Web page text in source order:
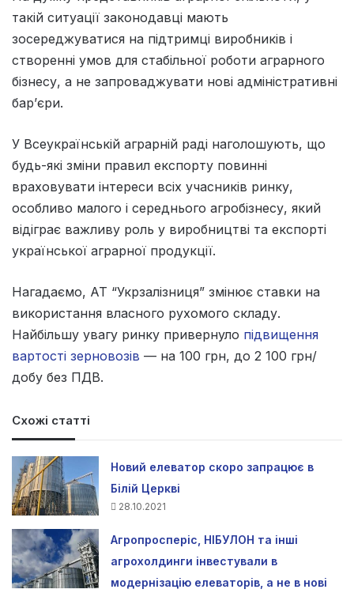
такій ситуації законодавці мають
зосереджуватися на підтримці виробників і
створенні умов для стабільної роботи аграрного
бізнесу, а не запроваджувати нові адміністративні
бар’єри.
У Всеукраїнській аграрній раді наголошують, що
будь-які зміни правил експорту повинні
враховувати інтереси всіх учасників ринку,
особливо малого і середнього агробізнесу, який
відіграє важливу роль у виробництві та експорті
української аграрної продукції.
Нагадаємо, АТ “Укрзалізниця” змінює ставки на
використання власного рухомого складу.
Найбільшу увагу ринку привернуло підвищення
вартості зерновозів — на 100 грн, до 2 100 грн/
добу без ПДВ.
Схожі статті
Новий елеватор скоро запрацює в
Білій Церкві
28.10.2021
Агропросперіс, НІБУЛОН та інші
агрохолдинги інвестували в
модернізацію елеваторів, а не в нові